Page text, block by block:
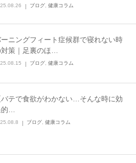
ブログ 健康コラム
ニングフィート症候群で寝れない時
策｜足裏のほ…
ブログ 健康コラム
バテで食欲がわかない…そんな時に効
的…
ブログ, 健康コラム